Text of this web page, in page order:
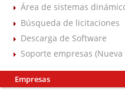
Área de sistemas
Búsqueda de licitaciones
Descarga de Software
Soporte empresas
Empresas